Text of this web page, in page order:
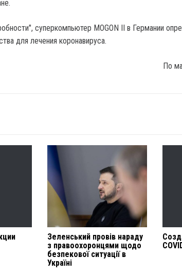
суперкомпьютер MOGON II в Германии
для лечения коронавируса.
По
Зеленський провів нараду
з правоохоронцями щодо
безпекової ситуації в
Україні